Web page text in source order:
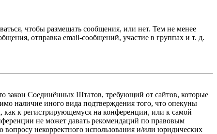
чтобы размещать сообщения, или нет. Тем не менее
отправка email-сообщений, участие в группах и т. д.
закон Соединённых Штатов, требующий от сайтов, которые
наличие иного вида подтверждения того, что опекуны
к регистрирующемуся на конференции, или к самой
не может давать рекомендаций по правовым
некорректного использования и/или юридических